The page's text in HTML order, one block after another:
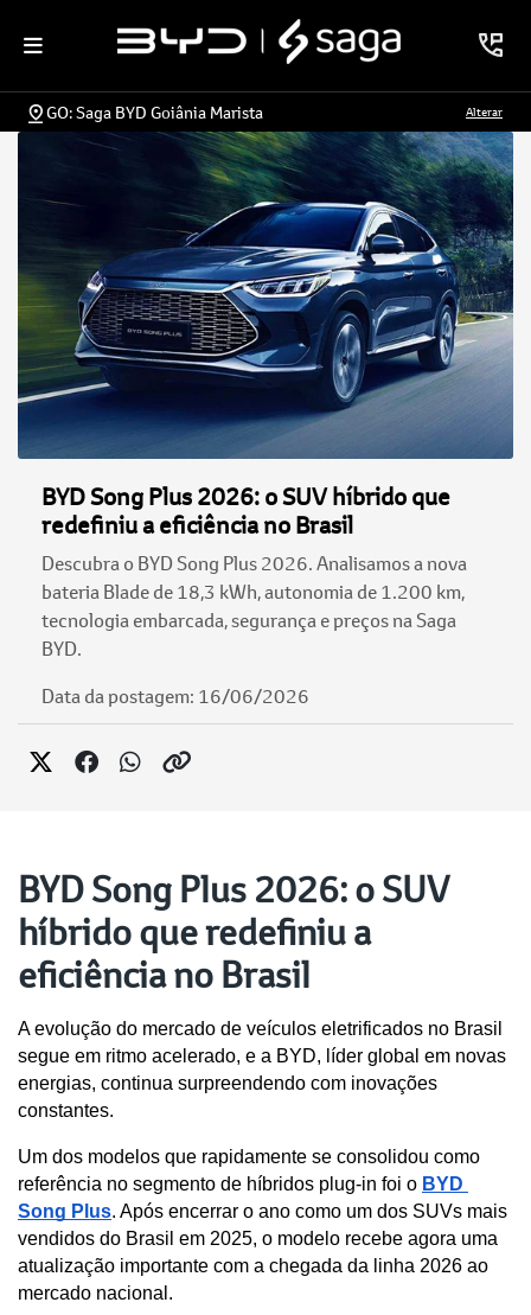
GO: Saga BYD Goiânia Marista Alterar
BYD Song Plus 2026: o SUV híbrido que
redefiniu a eficiência no Brasil
Descubra o BYD Song Plus 2026. Analisamos a nova
bateria Blade de 18,3 kWh, autonomia de 1.200 km,
tecnologia embarcada, segurança e preços na Saga
BYD.
Data da postagem: 16/06/2026
BYD Song Plus 2026: o SUV
híbrido que redefiniu a
eficiência no Brasil
A evolução do mercado de veículos eletrificados no Brasil
segue em ritmo acelerado, e a BYD, líder global em novas
energias, continua surpreendendo com inovações
constantes.
Um dos modelos que rapidamente se consolidou como
referência no segmento de híbridos plug-in foi o BYD
Song Plus. Após encerrar o ano como um dos SUVs mais
vendidos do Brasil em 2025, o modelo recebe agora uma
atualização importante com a chegada da linha 2026 ao
mercado nacional.